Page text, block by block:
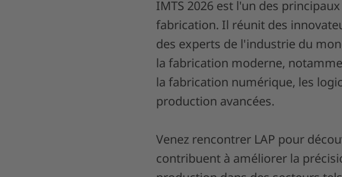
IMTS 2026 est l'un des
fabrication. Il réunit des
des experts de l'industrie du
la fabrication moderne,
la fabrication numérique, les
production avancées.
Venez rencontrer LAP pour
contribuent à améliorer la